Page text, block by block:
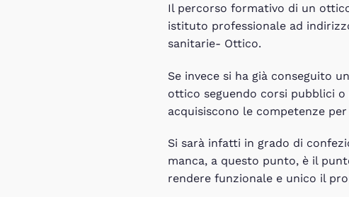
Il percorso formativo di un
istituto professionale ad
sanitarie- Ottico.
Se invece si ha già conseguito
ottico seguendo corsi pubblici
acquisiscono le competenze
Si sarà infatti in grado di
manca, a questo punto, è il
rendere funzionale e unico il